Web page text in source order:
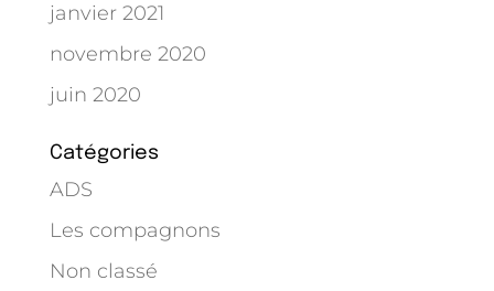
janvier 2021
novembre 2020
juin 2020
Catégories
ADS
Les compagnons
Non classé